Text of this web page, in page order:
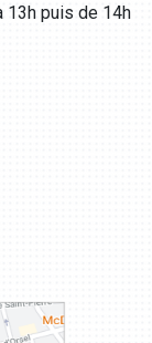
13h puis de 14h